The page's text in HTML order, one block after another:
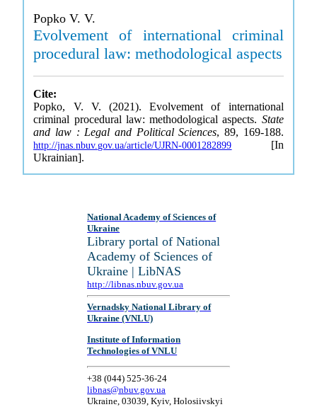
Popko V. V.
Evolvement of international criminal
procedural law: methodological aspects
Cite:
Popko, V. V. (2021). Evolvement of international
criminal procedural law: methodological aspects. State
and law : Legal and Political Sciences, 89, 169-188.
http://jnas.nbuv.gov.ua/article/UJRN-0001282899 [In
Ukrainian].
National Academy of Sciences of
Ukraine
Library portal of National
Academy of Sciences of
Ukraine | LibNAS
http://libnas.nbuv.gov.ua
Vernadsky National Library of
Ukraine (VNLU)
Institute of Information
Technologies of VNLU
+38 (044) 525-36-24
libnas@nbuv.gov.ua
Ukraine, 03039, Kyiv, Holosiivskyi